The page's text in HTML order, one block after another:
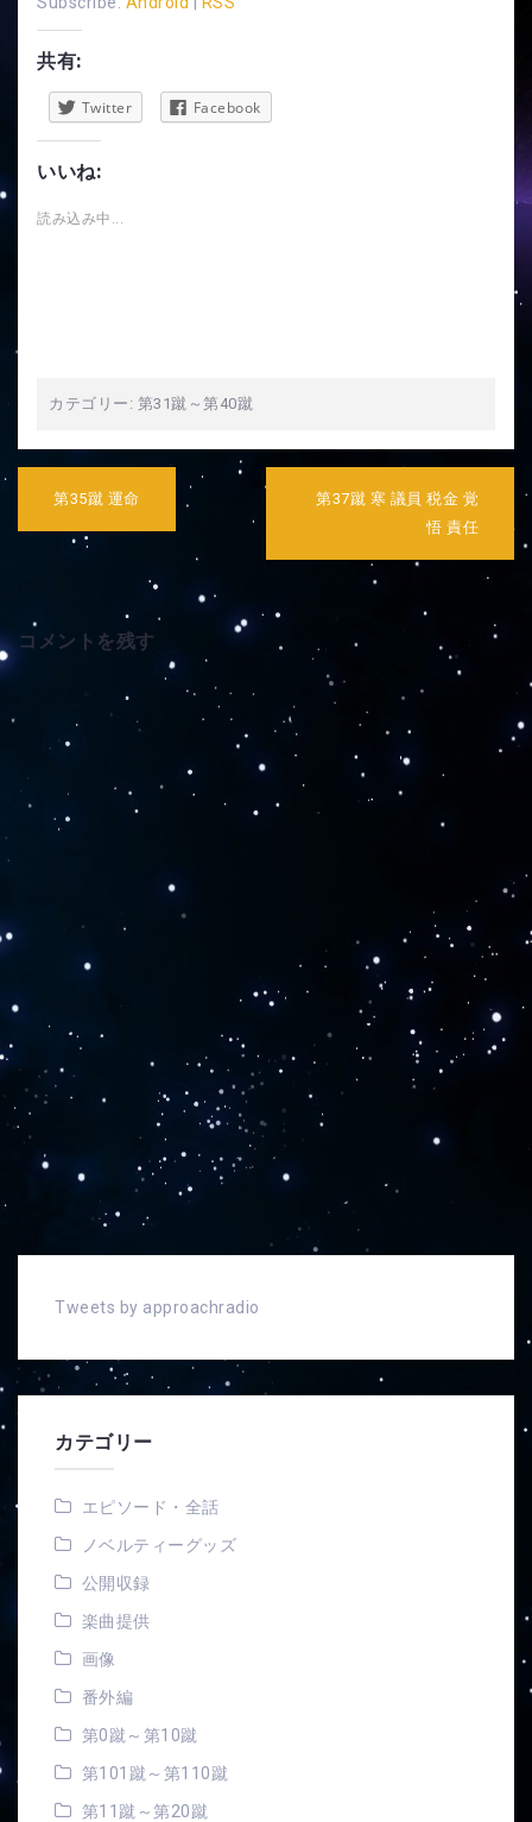
ー
ヤ
ー
共有:
Twitter Facebook
いいね:
読み込み中...
カテゴリー: 第31蹴～第40蹴
投
ョ
ン
第35蹴 運命
第37蹴 寒 議員 税金 覚
悟 責任
コメントを残す
Tweets by approachradio
カテゴリー
エピソード・全話
ノベルティーグッズ
公開収録
楽曲提供
画像
番外編
第0蹴～第10蹴
第101蹴～第110蹴
第11蹴～第20蹴